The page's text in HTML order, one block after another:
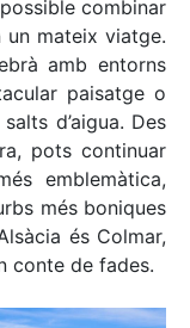
combinar
un mateix viatge.
amb entorns
paisatge o
d’aigua. Des
pots continuar
emblemàtica,
més boniques
és Colmar,
conte de fades.